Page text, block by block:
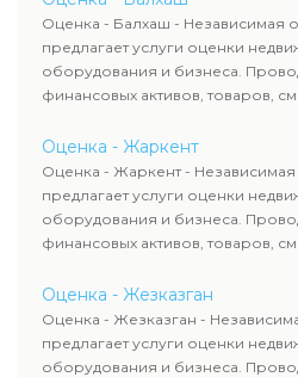
рассчитывают ущерб. Все отчеты
требованиям законодательства
сделок, кредитования и
Оценка - Балхаш - Независимая
предлагает услуги оценки
оборудования и бизнеса.
финансовых активов, товаров,
оценка животных и
определяют рыночную
рассчитывают ущерб. Все отчеты
требованиям законодательства
сделок, кредитования и
Оценка - Жаркент
Оценка - Жаркент -
предлагает услуги оценки
оборудования и бизнеса.
финансовых активов, товаров,
оценка животных и
определяют рыночную
рассчитывают ущерб. Все отчеты
требованиям законодательства
сделок, кредитования и
Оценка - Жезказган
Оценка - Жезказган -
предлагает услуги оценки
оборудования и бизнеса.